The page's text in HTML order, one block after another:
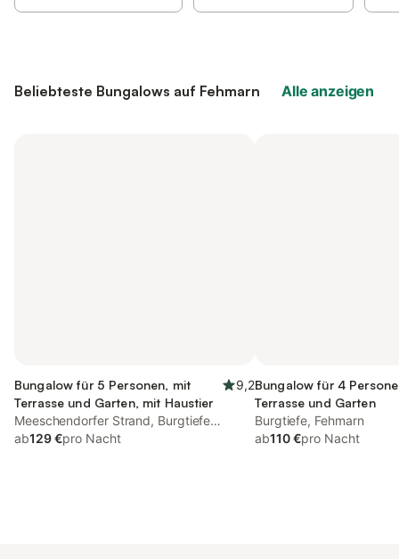
Beliebteste Bungalows auf Fehmarn Alle anzeigen
Bungalow für 5 Personen, mit
Terrasse und Garten, mit Haustier
9,2
Meeschendorfer Strand, Burgtiefe
Südstrand
ab129 €pro Nacht
Bungalow für 4
Terrasse und Garten
Burgtiefe, Fehmarn
ab110 €pro Nacht